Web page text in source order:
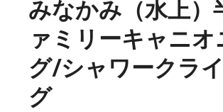
みなかみ（水上）
ァミリーキャニオ
グ/シャワークラ
グ